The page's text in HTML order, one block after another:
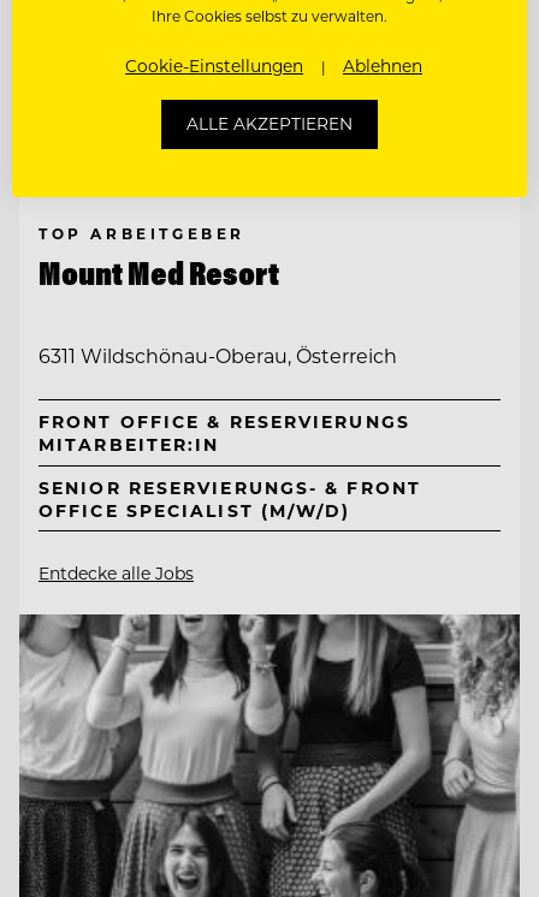
TOP ARBEITGEBER
Mount Med Resort
6311 Wildschönau-Oberau, Österreich
FRONT OFFICE & RESERVIERUNGS
MITARBEITER:IN
SENIOR RESERVIERUNGS- & FRONT
OFFICE SPECIALIST (M/W/D)
Entdecke alle Jobs
Ihre Cookies selbst zu verwalten.
Cookie-Einstellungen Ablehnen
ALLE AKZEPTIEREN